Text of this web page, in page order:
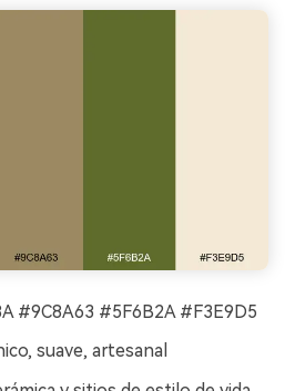
#9C8A63 #5F6B2A #F3E9D5
suave, artesanal